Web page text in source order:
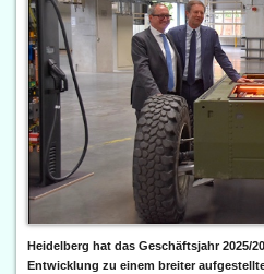
Heidelberg hat das Geschäftsjahr 2025/
Entwicklung zu einem breiter